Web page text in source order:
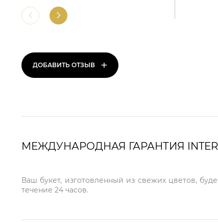
ДОБАВИТЬ ОТЗЫВ +
МЕЖДУНАРОДНАЯ ГАРАНТИЯ
Ваш букет, изготовленный из свежих цветов,
течение 24 часов.